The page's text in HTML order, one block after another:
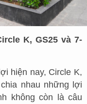
K, GS25 và 7-
hiện nay, Circle K,
nhau những lợi
không còn là câu